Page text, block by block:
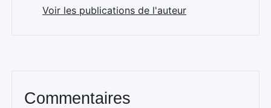
Voir les publications de l'auteur
Commentaires